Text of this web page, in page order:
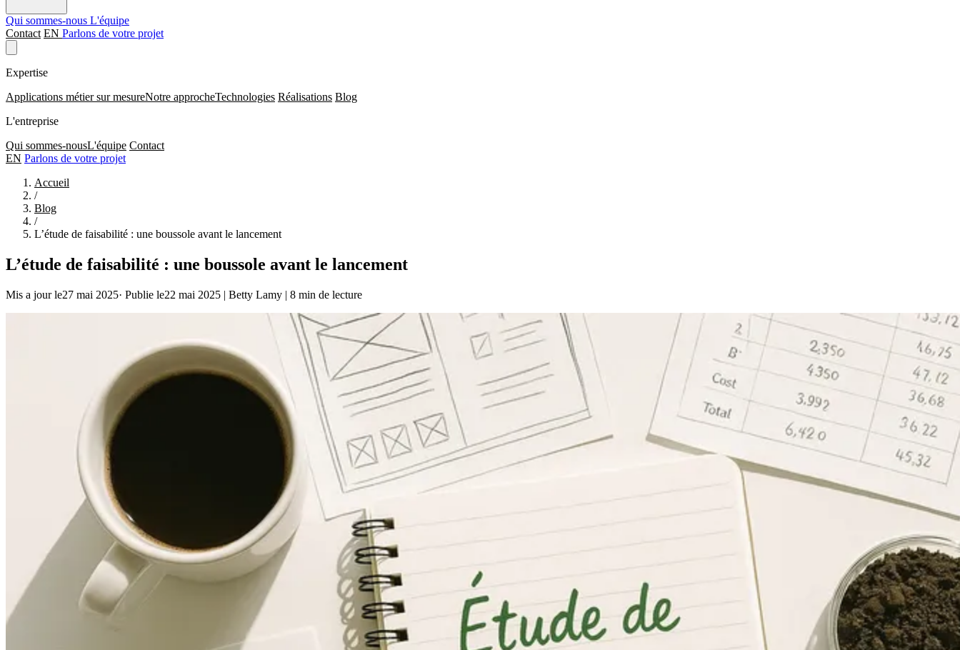
Qui sommes-nous L'équipe
Contact EN Parlons de votre projet
Expertise
Applications métier sur mesureNotre approcheTechnologies Réalisations Blog
L'entreprise
Qui sommes-nousL'équipe Contact
EN Parlons de votre projet
Accueil
/
Blog
/
L’étude de faisabilité : une boussole avant le lancement
L’étude de faisabilité : une boussole avant le lancement
Mis a jour le27 mai 2025· Publie le22 mai 2025 | Betty Lamy | 8 min de lecture